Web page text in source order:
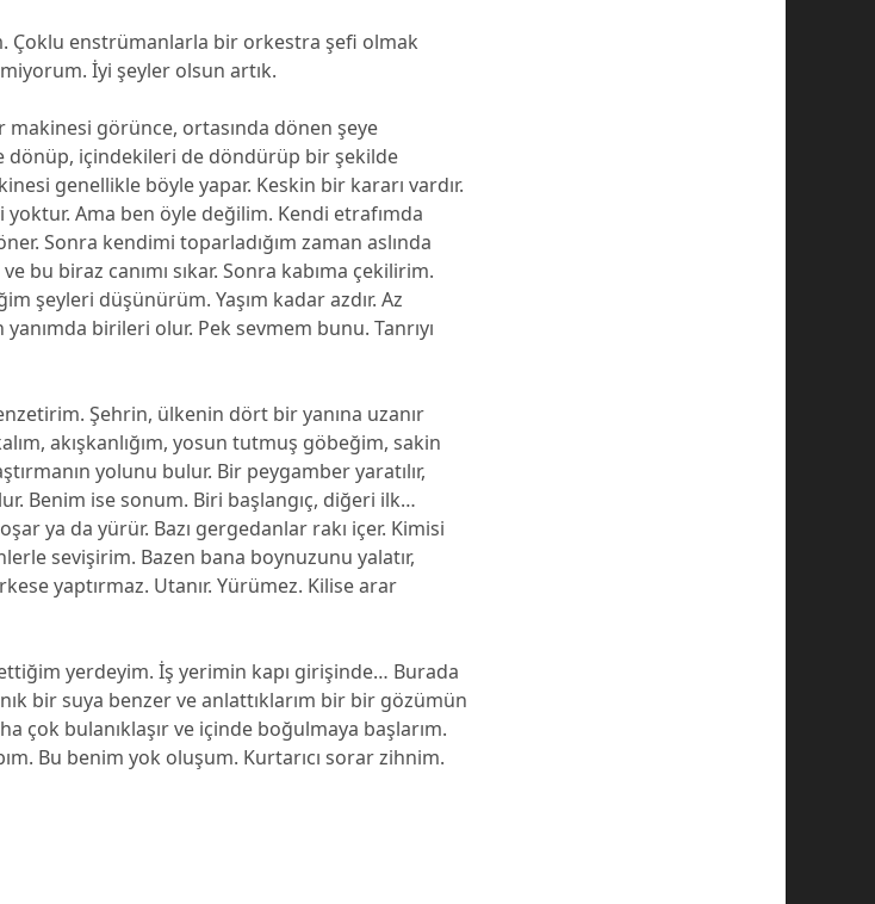
Çoklu enstrümanlarla bir orkestra şefi olmak
İyi şeyler olsun artık.
makinesi görünce, ortasında dönen şeye
içindekileri de döndürüp bir şekilde
genellikle böyle yapar. Keskin bir kararı vardır.
Ama ben öyle değilim. Kendi etrafımda
Sonra kendimi toparladığım zaman aslında
bu biraz canımı sıkar. Sonra kabıma çekilirim.
şeyleri düşünürüm. Yaşım kadar azdır. Az
birileri olur. Pek sevmem bunu. Tanrıyı
Şehrin, ülkenin dört bir yanına uzanır
akışkanlığım, yosun tutmuş göbeğim, sakin
yolunu bulur. Bir peygamber yaratılır,
Benim ise sonum. Biri başlangıç, diğeri ilk…
ya da yürür. Bazı gergedanlar rakı içer. Kimisi
sevişirim. Bazen bana boynuzunu yalatır,
yaptırmaz. Utanır. Yürümez. Kilise arar
yerdeyim. İş yerimin kapı girişinde… Burada
bir suya benzer ve anlattıklarım bir bir gözümün
çok bulanıklaşır ve içinde boğulmaya başlarım.
Bu benim yok oluşum. Kurtarıcı sorar zihnim.